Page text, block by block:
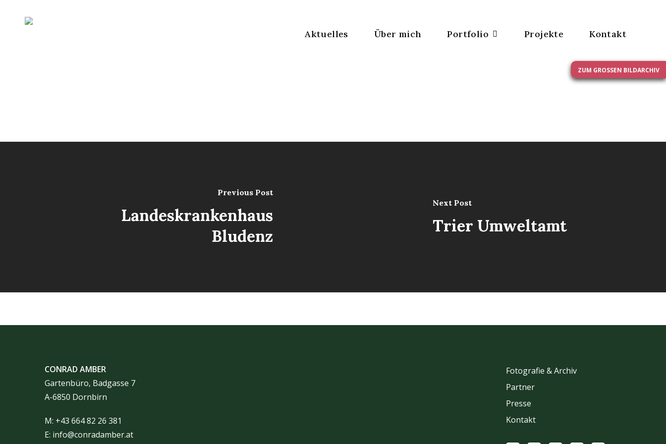
ZUM GROSSEN BILDARCHIV
Aktuelles Über mich Portfolio Projekte Kontakt
Previous Post
Landeskrankenhaus
Bludenz
Next Post
Trier Umweltamt
CONRAD AMBER
Gartenbüro, Badgasse 7
A-6850 Dornbirn
M: +43 664 82 26 381
E: info@conradamber.at
Fotografie & Archiv
Partner
Presse
Kontakt